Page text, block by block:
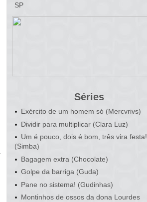
SP
Séries
Exército de um homem só (Mercvrivs)
Dividir para multiplicar (Clara Luz)
Um é pouco, dois é bom, três vira festa!
(Simba)
Bagagem extra (Chocolate)
Golpe da barriga (Guda)
Pane no sistema! (Gudinhas)
Montinhos de ossos da dona Lourdes